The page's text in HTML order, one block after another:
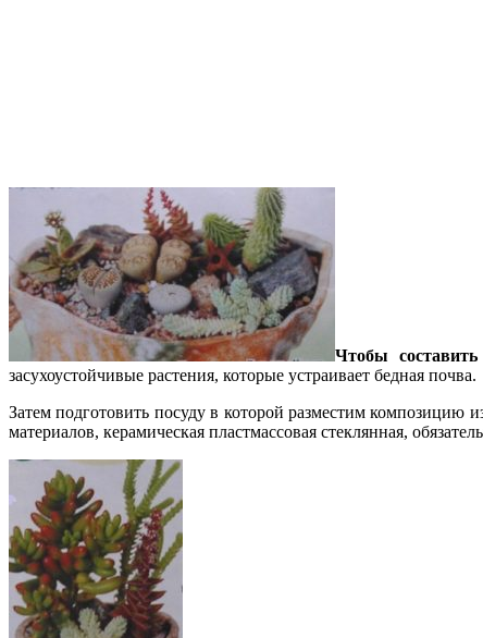
Чтобы
засухоустойчивые растения, которые устраивает бедная
Затем подготовить посуду в которой разместим
материалов, керамическая пластмассовая стеклянная,